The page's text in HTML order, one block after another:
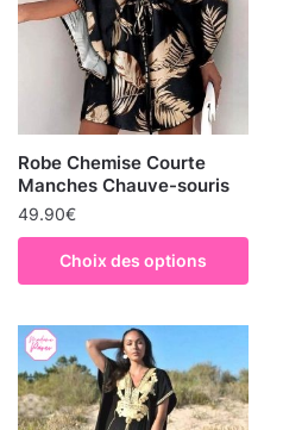
Robe Chemise Courte
Manches Chauve-souris
49.90€
Choix des options